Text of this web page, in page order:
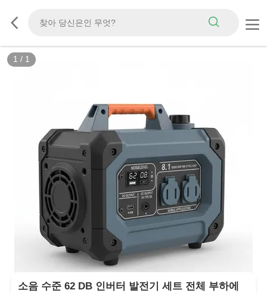
1 / 1
소음 수준 62 DB 인버터 발전기 세트 전체 부하에